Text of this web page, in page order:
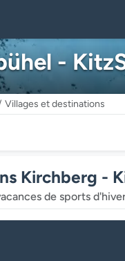
-
Villages et destinations
Kirchberg -
de sports